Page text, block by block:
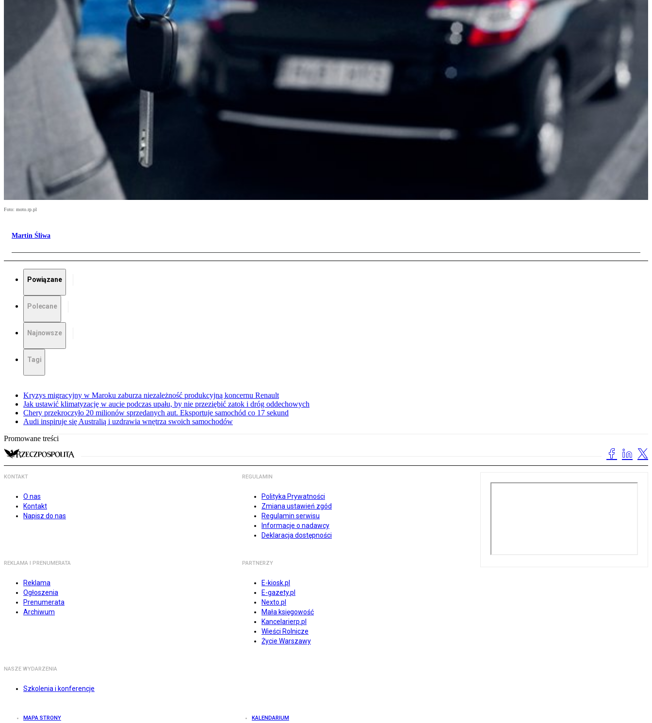
Foto: moto.rp.pl
Martin Śliwa
Powiązane
Polecane
Najnowsze
Tagi
Kryzys migracyjny w Maroku zaburza niezależność produkcyjną koncernu Renault
Jak ustawić klimatyzację w aucie podczas upału, by nie przeziębić zatok i dróg oddechowych
Chery przekroczyło 20 milionów sprzedanych aut. Eksportuje samochód co 17 sekund
Audi inspiruje się Australią i uzdrawia wnętrza swoich samochodów
Promowane treści
KONTAKT
O nas
Kontakt
Napisz do nas
REGULAMIN
Polityka Prywatności
Zmiana ustawień zgód
Regulamin serwisu
Informacje o nadawcy
Deklaracja dostępności
REKLAMA I PRENUMERATA
Reklama
Ogłoszenia
Prenumerata
Archiwum
PARTNERZY
E-kiosk.pl
E-gazety.pl
Nexto.pl
Mała księgowość
Kancelarierp.pl
Wieści Rolnicze
Życie Warszawy
NASZE WYDARZENIA
Szkolenia i konferencje
MAPA STRONY KALENDARIUM